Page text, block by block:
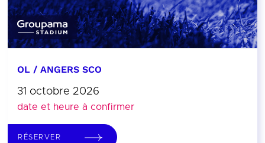
OL / ANGERS SCO
31 octobre 2026
date et heure à confirmer
RÉSERVER